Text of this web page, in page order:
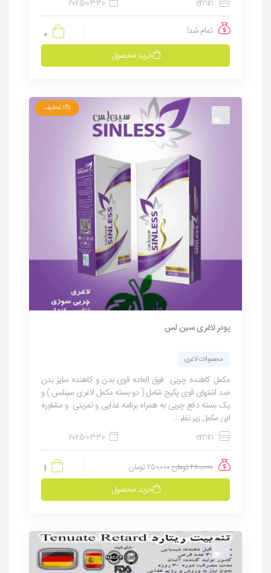
emin
2025-03-30
تمام شد!
0
خرید محصول
11% تخفیف
پودر لاغری سین لس
محصولات لاغری
مکمل کاهنده چربی فوق العاده قوی بدن و کاهنده سایز بدن
ضد اشتهای قوی پکیج شامل ( دو بسته مکمل لاغری سینلس ) و
یک بسته دفع چربی به همراه برنامه غذایی و تمرینی و مشاوره
این مکمل زیر نظر...
emin
2025-03-30
280,000تومان250,000 تومان
1
خرید محصول